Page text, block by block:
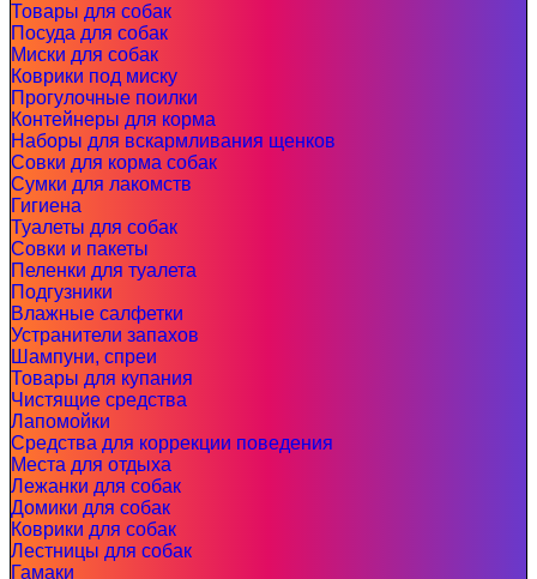
Товары для собак
Посуда для собак
Миски для собак
Коврики под миску
Прогулочные поилки
Контейнеры для корма
Наборы для вскармливания щенков
Совки для корма собак
Сумки для лакомств
Гигиена
Туалеты для собак
Совки и пакеты
Пеленки для туалета
Подгузники
Влажные салфетки
Устранители запахов
Шампуни, спреи
Товары для купания
Чистящие средства
Лапомойки
Средства для коррекции поведения
Места для отдыха
Лежанки для собак
Домики для собак
Коврики для собак
Лестницы для собак
Гамаки